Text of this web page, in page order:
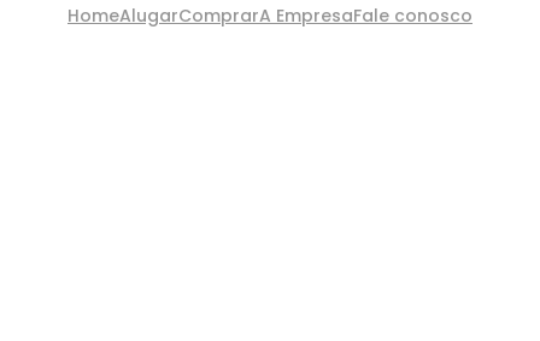
HomeAlugarComprarA EmpresaFale conosco